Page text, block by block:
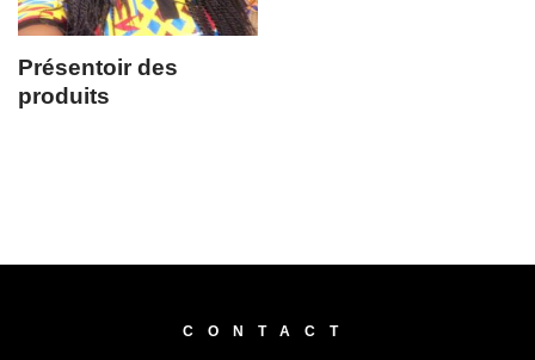
Présentoir des
produits
CONTACT